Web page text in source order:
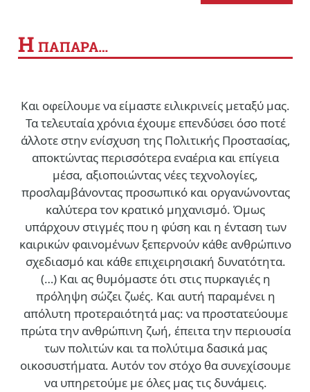
Η ΠΑΠΑΡΑ…
Και οφείλουμε να είμαστε ειλικρινείς μεταξύ μας.
Τα τελευταία χρόνια έχουμε επενδύσει όσο ποτέ
άλλοτε στην ενίσχυση της Πολιτικής Προστασίας,
αποκτώντας περισσότερα εναέρια και επίγεια
μέσα, αξιοποιώντας νέες τεχνολογίες,
προσλαμβάνοντας προσωπικό και οργανώνοντας
καλύτερα τον κρατικό μηχανισμό. Όμως
υπάρχουν στιγμές που η φύση και η ένταση των
καιρικών φαινομένων ξεπερνούν κάθε ανθρώπινο
σχεδιασμό και κάθε επιχειρησιακή δυνατότητα.
(…) Και ας θυμόμαστε ότι στις πυρκαγιές η
πρόληψη σώζει ζωές. Και αυτή παραμένει η
απόλυτη προτεραιότητά μας: να προστατεύουμε
πρώτα την ανθρώπινη ζωή, έπειτα την περιουσία
των πολιτών και τα πολύτιμα δασικά μας
οικοσυστήματα. Αυτόν τον στόχο θα συνεχίσουμε
να υπηρετούμε με όλες μας τις δυνάμεις.